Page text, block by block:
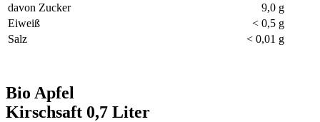
davon Zucker
9,0 g
Eiweiß
< 0,5 g
Salz
< 0,01 g
Bio Apfel
Kirschsaft 0,7 Liter